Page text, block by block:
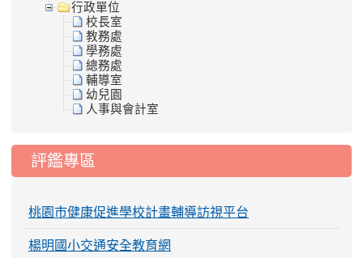
行政單位
校長室
教務處
學務處
總務處
輔導室
幼兒園
人事與會計室
評鑑專區
桃園市健康促進學校計畫輔導訪視平台
楊明國小交通安全教育網